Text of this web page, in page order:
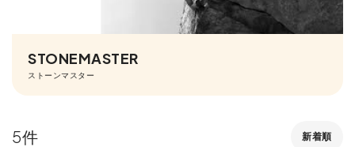
STONEMASTER
ストーンマスター
新着順
5